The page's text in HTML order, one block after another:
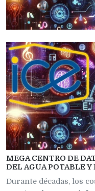
MEGA CENTRO DE
DEL AGUA POTABLE
Durante décadas, los